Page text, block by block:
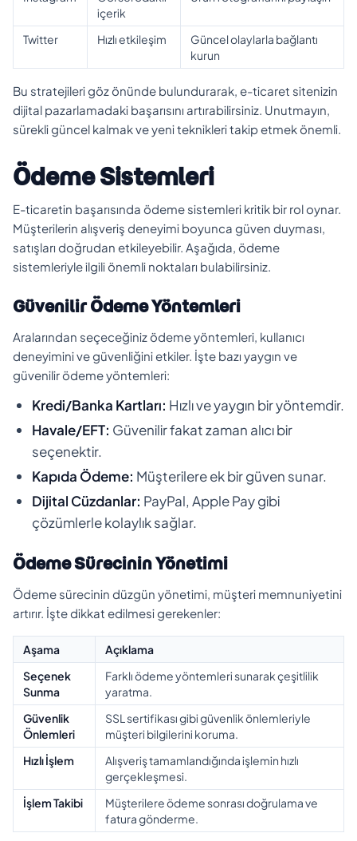
içerik
Twitter Hızlı etkileşim
Güncel olaylarla bağlantı
kurun
Bu stratejileri göz önünde bulundurarak, e-ticaret sitenizin
dijital pazarlamadaki başarısını artırabilirsiniz. Unutmayın,
sürekli güncel kalmak ve yeni teknikleri takip etmek önemli.
Ödeme Sistemleri
E-ticaretin başarısında ödeme sistemleri kritik bir rol oynar.
Müşterilerin alışveriş deneyimi boyunca güven duyması,
satışları doğrudan etkileyebilir. Aşağıda, ödeme
sistemleriyle ilgili önemli noktaları bulabilirsiniz.
Güvenilir Ödeme Yöntemleri
Aralarından seçeceğiniz ödeme yöntemleri, kullanıcı
deneyimini ve güvenliğini etkiler. İşte bazı yaygın ve
güvenilir ödeme yöntemleri:
Kredi/Banka Kartları: Hızlı ve yaygın bir yöntemdir.
Havale/EFT: Güvenilir fakat zaman alıcı bir
seçenektir.
Kapıda Ödeme: Müşterilere ek bir güven sunar.
Dijital Cüzdanlar: PayPal, Apple Pay gibi
çözümlerle kolaylık sağlar.
Ödeme Sürecinin Yönetimi
Ödeme sürecinin düzgün yönetimi, müşteri memnuniyetini
artırır. İşte dikkat edilmesi gerekenler:
Aşama
Açıklama
Seçenek
Sunma
Farklı ödeme yöntemleri sunarak çeşitlilik
yaratma.
Güvenlik
Önlemleri
SSL sertifikası gibi güvenlik önlemleriyle
müşteri bilgilerini koruma.
Hızlı İşlem
Alışveriş tamamlandığında işlemin hızlı
gerçekleşmesi.
İşlem Takibi
Müşterilere ödeme sonrası doğrulama ve
fatura gönderme.